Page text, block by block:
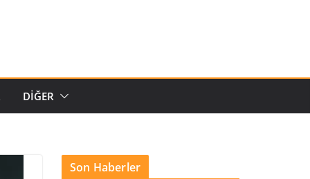
DIĞER
Son Haberler